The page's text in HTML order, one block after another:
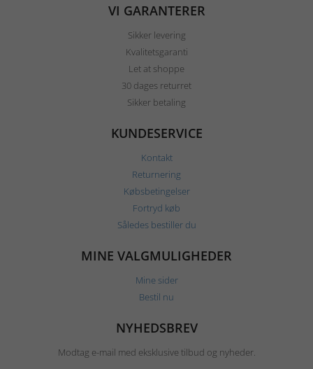
VI GARANTERER
Sikker levering
Kvalitetsgaranti
Let at shoppe
30 dages returret
Sikker betaling
KUNDESERVICE
Kontakt
Returnering
Købsbetingelser
Fortryd køb
Således bestiller du
MINE VALGMULIGHEDER
Mine sider
Bestil nu
NYHEDSBREV
Modtag e-mail med eksklusive tilbud og nyheder.